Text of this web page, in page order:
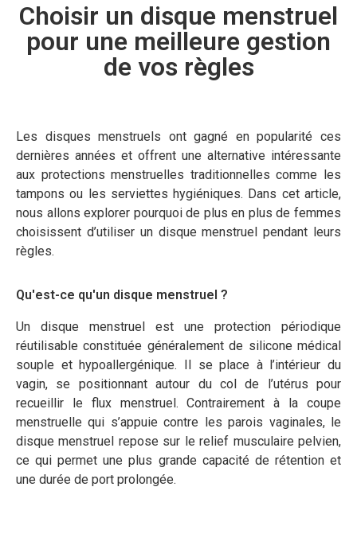
Choisir un disque menstruel
pour une meilleure gestion
de vos règles
Les disques menstruels ont gagné en popularité ces
dernières années et offrent une alternative intéressante
aux protections menstruelles traditionnelles comme les
tampons ou les serviettes hygiéniques. Dans cet article,
nous allons explorer pourquoi de plus en plus de femmes
choisissent d’utiliser un disque menstruel pendant leurs
règles.
Qu'est-ce qu'un disque menstruel ?
Un disque menstruel est une protection périodique
réutilisable constituée généralement de silicone médical
souple et hypoallergénique. Il se place à l’intérieur du
vagin, se positionnant autour du col de l’utérus pour
recueillir le flux menstruel. Contrairement à la coupe
menstruelle qui s’appuie contre les parois vaginales, le
disque menstruel repose sur le relief musculaire pelvien,
ce qui permet une plus grande capacité de rétention et
une durée de port prolongée.